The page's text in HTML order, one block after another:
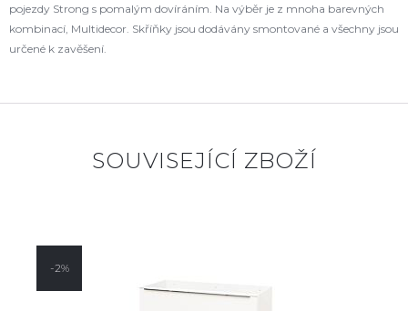
pojezdy Strong s pomalým dovíráním. Na výběr je z mnoha barevných
kombinací, Multidecor. Skříňky jsou dodávány smontované a všechny jsou
určené k zavěšení.
SOUVISEJÍCÍ ZBOŽÍ
-2%